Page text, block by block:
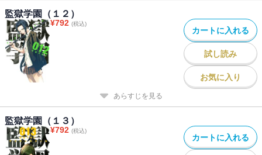
監獄学園（１２）
¥792 (税込)
カートに入れる
試し読み
お気に入り
あらすじを見る
監獄学園（１３）
¥792 (税込)
カートに入れる